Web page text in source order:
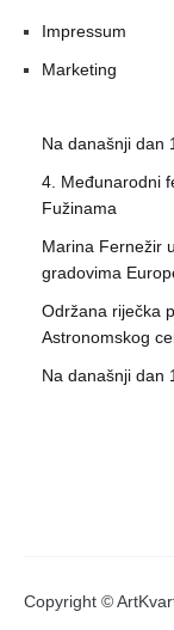
Impressum
Marketing
Na današnji dan
4. Međunarodni
Fužinama
Marina Fernežir
gradovima
Održana riječka
Astronomskog
Na današnji dan
Copyright ©